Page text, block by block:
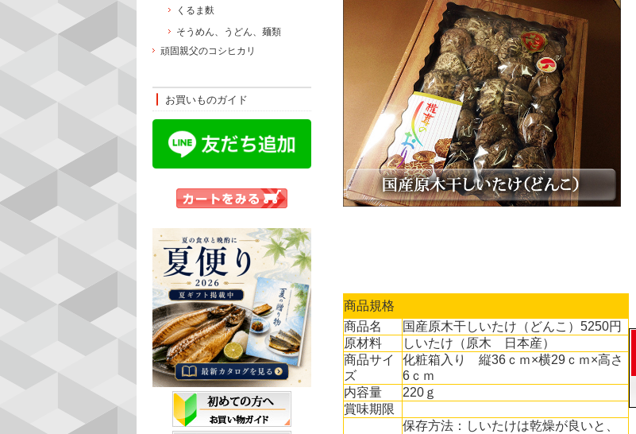
商品規格
商品名
国産原木干しいたけ（どんこ）5250円
原材料
しいたけ（原木 日本産）
商品サイ
ズ
化粧箱入り 縦36ｃｍ×横29ｃｍ×高さ
6ｃｍ
内容量
220ｇ
賞味期限
保存方法：しいたけは乾燥が良いと、
くるま麩
そうめん、うどん、麺類
頑固親父のコシヒカリ
お買いものガイド